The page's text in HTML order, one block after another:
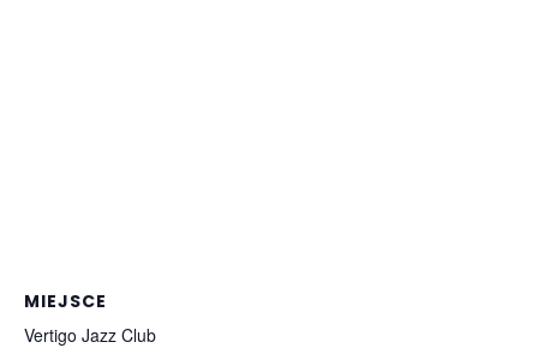
MIEJSCE
Vertigo Jazz Club